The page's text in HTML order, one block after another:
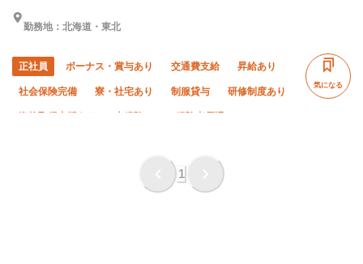
勤務地：北海道・東北
正社員 ボーナス・賞与あり 交通費支給 昇給あり
社会保険完備 寮・社宅あり 制服貸与 研修制度あり
直帰・直行OK 夏季休暇
車・バイク通勤OK
気になる
1